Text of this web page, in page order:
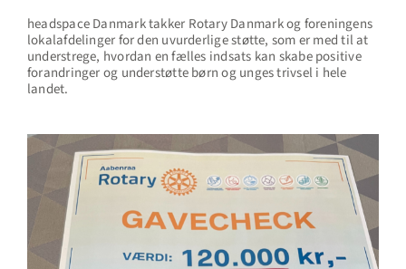
headspace Danmark takker Rotary Danmark og foreningens
lokalafdelinger for den uvurderlige støtte, som er med til at
understrege, hvordan en fælles indsats kan skabe positive
forandringer og understøtte børn og unges trivsel i hele
landet.